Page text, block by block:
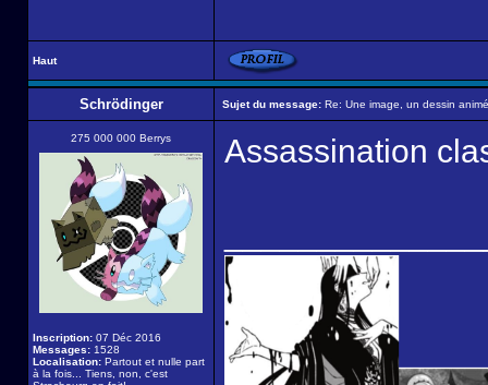
Haut
Schrödinger Sujet du message: Re: Une image, un dessin
275 000 000 Berrys
Inscription: 07 Déc 2016
Messages: 1528
Localisation: Partout et nulle part
à la fois... Tiens, non, c'est
Assassination